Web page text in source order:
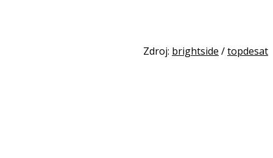
Zdroj: brightside /topdesat